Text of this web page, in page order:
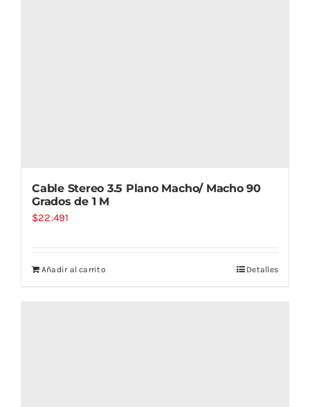
Cable Stereo 3.5 Plano Macho/ Macho 90
Grados de 1 M
$22.491
Añadir al carrito Detalles